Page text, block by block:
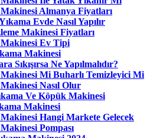
Makinesi Almanya Fiyatları
Evde Nasıl Yapılır
Makinesi Fiyatları
Makinesi Ev Tipi
Makinesi
Sıkışırsa Ne Yapılmalıdır?
Makinesi Mi Buharlı Temizleyici Mi
Makinesi Nasıl Olur
Ve Köpük Makinesi
Makinesi
Makinesi Hangi Markete Gelecek
Pompası